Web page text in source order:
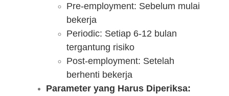
Pre-employment: Sebelum mulai
bekerja
Periodic: Setiap 6-12 bulan
tergantung risiko
Post-employment: Setelah
berhenti bekerja
Parameter yang Harus Diperiksa: